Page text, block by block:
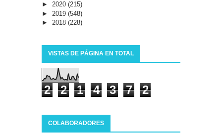
► 2020 (215)
► 2019 (548)
► 2018 (228)
VISTAS DE PÁGINA EN TOTAL
2 2 1 4 3 7 2
COLABORADORES